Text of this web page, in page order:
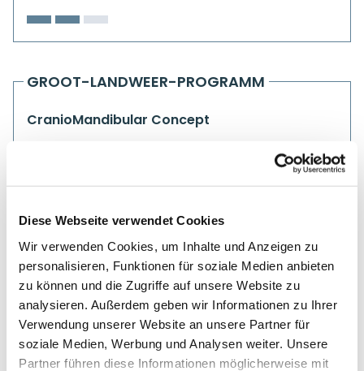
Diese Webseite verwendet Cookies
Wir verwenden Cookies, um Inhalte und Anzeigen zu
personalisieren, Funktionen für soziale Medien anbieten
zu können und die Zugriffe auf unsere Website zu
analysieren. Außerdem geben wir Informationen zu Ihrer
Verwendung unserer Website an unsere Partner für
soziale Medien, Werbung und Analysen weiter. Unsere
Partner führen diese Informationen möglicherweise mit
GROOT-LANDWEER-PROGRAMM
CranioMandibular Concept